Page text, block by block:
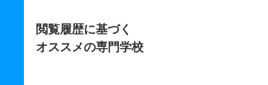
閲覧履歴に基づく
オススメの専門学校